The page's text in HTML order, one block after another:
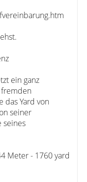
ein ganz
fremden
das Yard von
seiner
seines
Meter - 1760 yard